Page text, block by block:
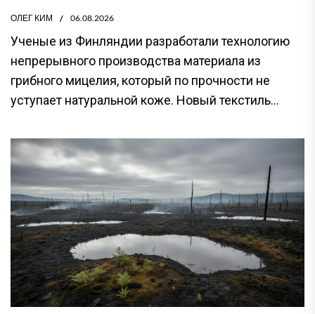
ОЛЕГ КИМ 06.08.2026
Ученые из Финляндии разработали технологию
непрерывного производства материала из
грибного мицелия, который по прочности не
уступает натуральной коже. Новый текстиль...